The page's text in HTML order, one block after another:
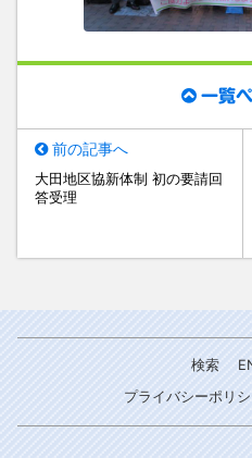
一覧
前の記事へ
大田地区協新体制 初の要請回
答受理
検索
プライバシーポリ